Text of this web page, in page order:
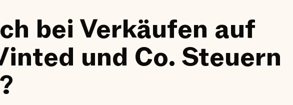
bei Verkäufen auf
und Co. Steuern